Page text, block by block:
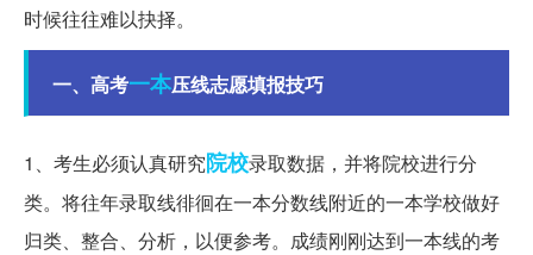
时候往往难以抉择。
一、高考一本压线志愿填报技巧
1、考生必须认真研究院校录取数据，并将院校进行分
类。将往年录取线徘徊在一本分数线附近的一本学校做好
归类、整合、分析，以便参考。成绩刚刚达到一本线的考